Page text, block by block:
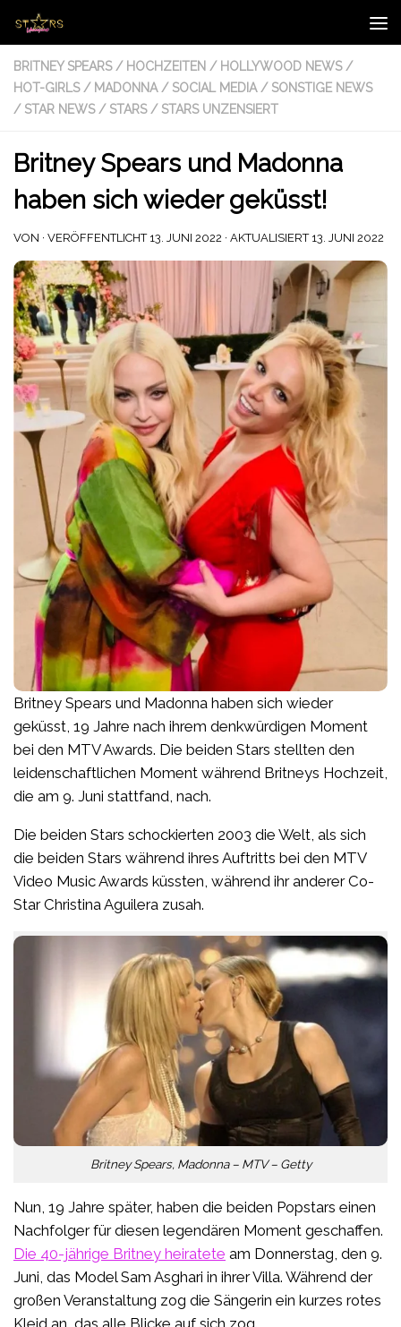
Zum Inhalt springen
BRITNEY SPEARS / HOCHZEITEN / HOLLYWOOD NEWS /
HOT-GIRLS / MADONNA / SOCIAL MEDIA / SONSTIGE NEWS
/ STAR NEWS / STARS / STARS UNZENSIERT
Britney Spears und Madonna
haben sich wieder geküsst!
VON · VERÖFFENTLICHT 13. JUNI 2022 · AKTUALISIERT 13. JUNI 2022
Britney Spears und Madonna haben sich wieder
geküsst, 19 Jahre nach ihrem denkwürdigen Moment
bei den MTV Awards. Die beiden Stars stellten den
leidenschaftlichen Moment während Britneys Hochzeit,
die am 9. Juni stattfand, nach.
Die beiden Stars schockierten 2003 die Welt, als sich
die beiden Stars während ihres Auftritts bei den MTV
Video Music Awards küssten, während ihr anderer Co-
Star Christina Aguilera zusah.
Britney Spears, Madonna – MTV – Getty
Nun, 19 Jahre später, haben die beiden Popstars einen
Nachfolger für diesen legendären Moment geschaffen.
Die 40-jährige Britney heiratete am Donnerstag, den 9.
Juni, das Model Sam Asghari in ihrer Villa. Während der
großen Veranstaltung zog die Sängerin ein kurzes rotes